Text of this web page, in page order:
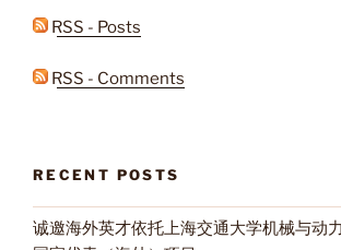
RSS - Posts
RSS - Comments
RECENT POSTS
诚邀海外英才依托上海交通大学机械与动